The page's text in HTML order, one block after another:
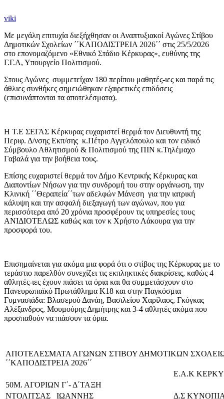
viki
Με μεγάλη επιτυχία διεξήχθησαν οι Αναπτυξιακοί Αγώνες Στίβου
Δημοτικών Σχολείων ΄΄ΚΑΠΟΔΙΣΤΡΕΙΑ 2026΄΄ στις 25/5/2026
στο επονομαζόμενο «Εθνικό Στάδιο Κέρκυρας», ευθύνης της
Γ.Γ.Α, Υπουργείο Πολιτισμού.
Στους Αγώνες συμμετείχαν 180 περίπου μαθητές-ιες και παρά τις
άθλιες συνθήκες σημειώθηκαν εξαιρετικές επιδόσεις
(επισυνάπτονται τα αποτελέσματα).
Η Τ.Ε ΣΕΓΑΣ Κέρκυρας ευχαριστεί θερμά τον Διευθυντή της
Περιφ. Δ/νσης Εκπ/σης κ.Πέτρο Αγγελόπουλο και τον ειδικό
Σύμβουλο Αθλητισμού & Πολιτισμού της ΠΙΝ κ.Τηλέμαχο
Γαβαλά για την βοήθεια τους.
Επίσης ευχαριστεί θερμά τον Δήμο Κεντρικής Κέρκυρας και
Διαποντίων Νήσων για την συνδρομή του στην οργάνωση, την
Κλινική ΄΄Θεραπεία΄΄των αδελφών Μάνεση για την ιατρική
κάλυψη και την ασφαλή διεξαγωγή των αγώνων, που για
περισσότερα από 20 χρόνια προσφέρουν τις υπηρεσίες τους
ΑΝΙΔΙΟΤΕΛΩΣ καθώς και τον κ Χρήστο Λάκουρα για την
προσφορά του.
Επισημαίνεται για ακόμα μια φορά ότι ο στίβος της Κέρκυρας με το
τεράστιο παρελθόν συνεχίζει τις εκπληκτικές διακρίσεις, καθώς 4
αθλητές-ιες έχουν πιάσει τα όρια και θα συμμετάσχουν στο
Πανευρωπαϊκό Πρωτάθλημα Κ18 και στην Παγκόσμια
Γυμνασιάδα: Βλασερού Δανάη, Βασιλείου Χαρίλαος, Γκόγκας
Αλέξανδρος, Μουμούρης Δημήτρης και 3-4 αθλητές ακόμα που
προσπαθούν να πιάσουν τα όρια.
ΑΠΟΤΕΛΕΣΜΑΤΑ ΑΓΩΝΩΝ ΣΤΙΒΟΥ ΔΗΜΟΤΙΚΩΝ
΄΄ΚΑΠΟΔΙΣΤΡΕΙΑ 2026΄΄
Ε.Α.Κ
50Μ. ΑΓΟΡΙΩΝ Γ΄- Δ΄ΤΑΞΗ
ΝΤΟΛΙΤΣΑΣ ΙΩΑΝΝΗΣ
Δ.Σ